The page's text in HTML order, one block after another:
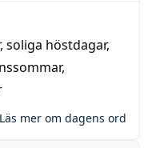
, soliga höstdagar,
,
Läs mer om dagens ord